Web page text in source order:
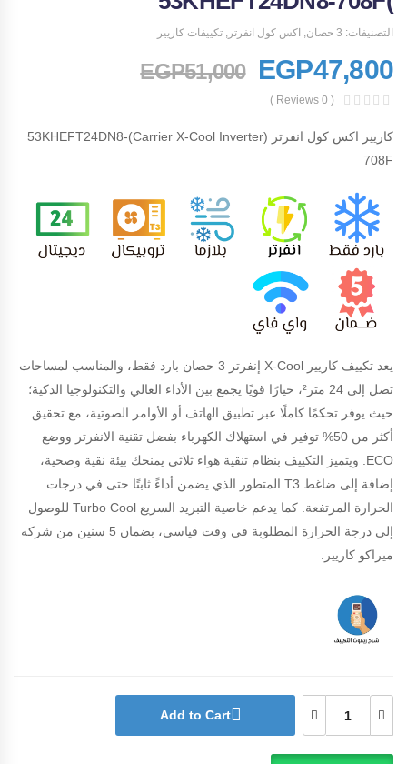
التصنيفات: 3 حصان , اكس كول انفرتر , تكييفات كاريير
EGP47,800
EGP51,000
( 0 Reviews )
كاريير اكس كول انفرتر (Carrier X-Cool Inverter)53KHEFT24DN8-
708F
يعد تكييف كاريير X-Cool إنفرتر 3 حصان بارد فقط، والمناسب لمساحات
تصل إلى 24 متر²، خيارًا قويًا يجمع بين الأداء العالي والتكنولوجيا الذكية؛
حيث يوفر تحكمًا كاملًا عبر تطبيق الهاتف أو الأوامر الصوتية، مع تحقيق
أكثر من 50% توفير في استهلاك الكهرباء بفضل تقنية الانفرتر ووضع
ECO. ويتميز التكييف بنظام تنقية هواء ثلاثي يمنحك بيئة نقية وصحية،
إضافة إلى ضاغط T3 المتطور الذي يضمن أداءً ثابتًا حتى في درجات
الحرارة المرتفعة. كما يدعم خاصية التبريد السريع Turbo Cool للوصول
إلى درجة الحرارة المطلوبة في وقت قياسي، بضمان 5 سنين من شركه
ميراكو كاريير.
Add to Cart